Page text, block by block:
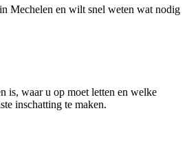
Mechelen en wilt snel weten wat nodig
is, waar u op moet letten en welke
inschatting te maken.